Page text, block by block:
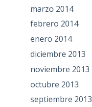
marzo 2014
febrero 2014
enero 2014
diciembre 2013
noviembre 2013
octubre 2013
septiembre 2013